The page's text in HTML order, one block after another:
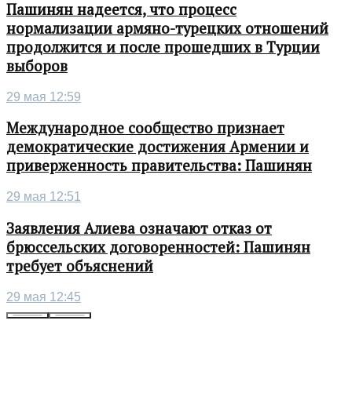
Пашинян надеется, что процесс
нормализации армяно-турецких отношений
продолжится и после прошедших в Турции
выборов
29 мая 12:59
Международное сообщество признает
демократические достижения Армении и
приверженность правительства: Пашинян
29 мая 12:51
Заявления Алиева означают отказ от
брюссельских договоренностей: Пашинян
требует объяснений
29 мая 12:45